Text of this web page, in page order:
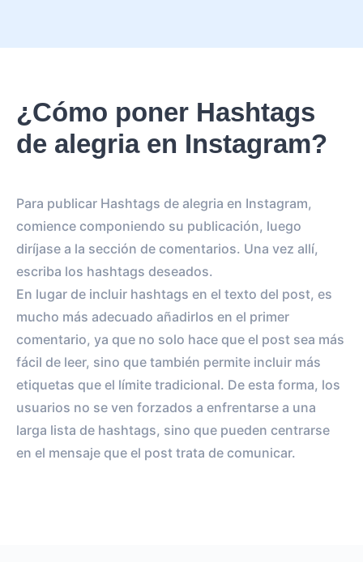
¿Cómo poner Hashtags
de alegria en Instagram?
Para publicar Hashtags de alegria en Instagram,
comience componiendo su publicación, luego
diríjase a la sección de comentarios. Una vez allí,
escriba los hashtags deseados.
En lugar de incluir hashtags en el texto del post, es
mucho más adecuado añadirlos en el primer
comentario, ya que no solo hace que el post sea más
fácil de leer, sino que también permite incluir más
etiquetas que el límite tradicional. De esta forma, los
usuarios no se ven forzados a enfrentarse a una
larga lista de hashtags, sino que pueden centrarse
en el mensaje que el post trata de comunicar.